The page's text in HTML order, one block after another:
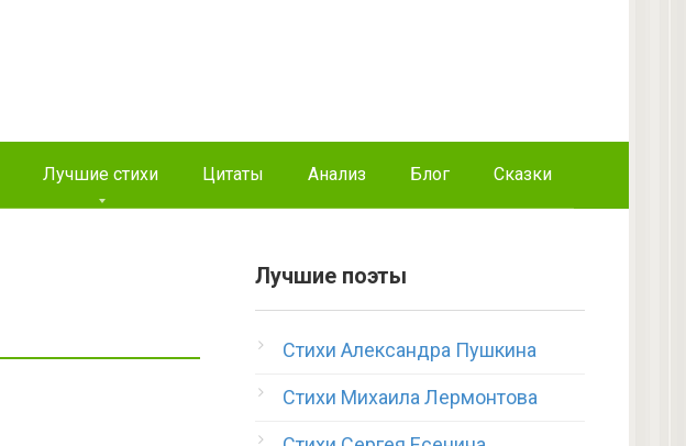
Лучшие стихи Цитаты Анализ Блог Сказки
Лучшие поэты
Стихи Александра Пушкина
Стихи Михаила Лермонтова